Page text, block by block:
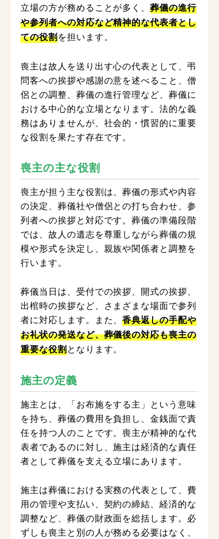
立場の方が務めることが多く、葬儀の進行
や参列者への対応など精神的な代表者とし
ての役割を担います。
喪主は故人を送り出す心の代表として、弔
問客への挨拶や感謝の意を述べること、僧
侶との調整、葬儀の進行管理など、葬儀に
おける中心的な立場となります。法的な義
務はありませんが、社会的・慣習的に重要
な役割を果たす存在です。
喪主の主な役割
喪主が担う主な役割は、葬儀の形式や内容
の決定、葬儀社や僧侶との打ち合わせ、参
列者への挨拶と対応です。葬儀の準備段階
では、故人の遺志を尊重しながら葬儀の規
模や形式を決定し、親族や関係者と調整を
行います。
葬儀当日は、受付での挨拶、開式の挨拶、
出棺時の挨拶など、さまざまな場面で参列
者に対応します。また、香典返しの手配や
お礼状の発送など、葬儀後の対応も喪主の
重要な役割となります。
施主の定義
施主とは、「お布施をする主」という意味
を持ち、葬儀の費用を負担し、金銭面で責
任を持つ人のことです。喪主が精神的な代
表者であるのに対し、施主は経済的な責任
者として葬儀を支える立場にあります。
施主は葬儀における実務の代表として、費
用の管理や支払い、契約の締結、経済的な
調整など、葬儀の財政面を総括します。必
ずしも喪主と別の人が務める必要はなく、